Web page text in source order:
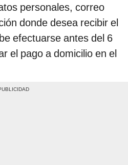
personales, correo
donde desea recibir el
efectuarse antes del 6
el pago a domicilio en el